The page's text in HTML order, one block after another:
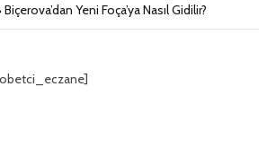
Biçerova’dan Yeni Foça’ya Nasıl Gidilir?